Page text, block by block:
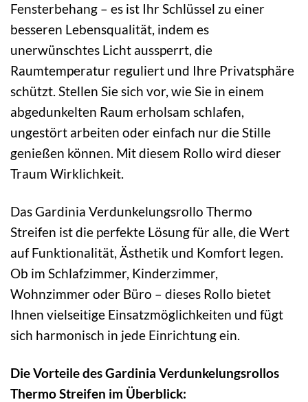
Fensterbehang – es ist Ihr Schlüssel zu einer
besseren Lebensqualität, indem es
unerwünschtes Licht aussperrt, die
Raumtemperatur reguliert und Ihre Privatsphäre
schützt. Stellen Sie sich vor, wie Sie in einem
abgedunkelten Raum erholsam schlafen,
ungestört arbeiten oder einfach nur die Stille
genießen können. Mit diesem Rollo wird dieser
Traum Wirklichkeit.
Das Gardinia Verdunkelungsrollo Thermo
Streifen ist die perfekte Lösung für alle, die Wert
auf Funktionalität, Ästhetik und Komfort legen.
Ob im Schlafzimmer, Kinderzimmer,
Wohnzimmer oder Büro – dieses Rollo bietet
Ihnen vielseitige Einsatzmöglichkeiten und fügt
sich harmonisch in jede Einrichtung ein.
Die Vorteile des Gardinia Verdunkelungsrollos
Thermo Streifen im Überblick: